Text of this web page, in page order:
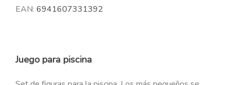
EAN: 6941607331392
Juego para piscina